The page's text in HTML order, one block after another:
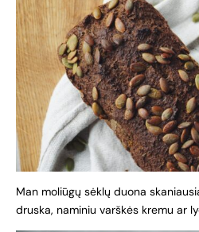
Man moliūgų sėklų duona
druska, naminiu varškės kremu ar